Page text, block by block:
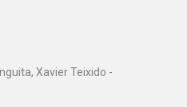
Xavier Teixido -